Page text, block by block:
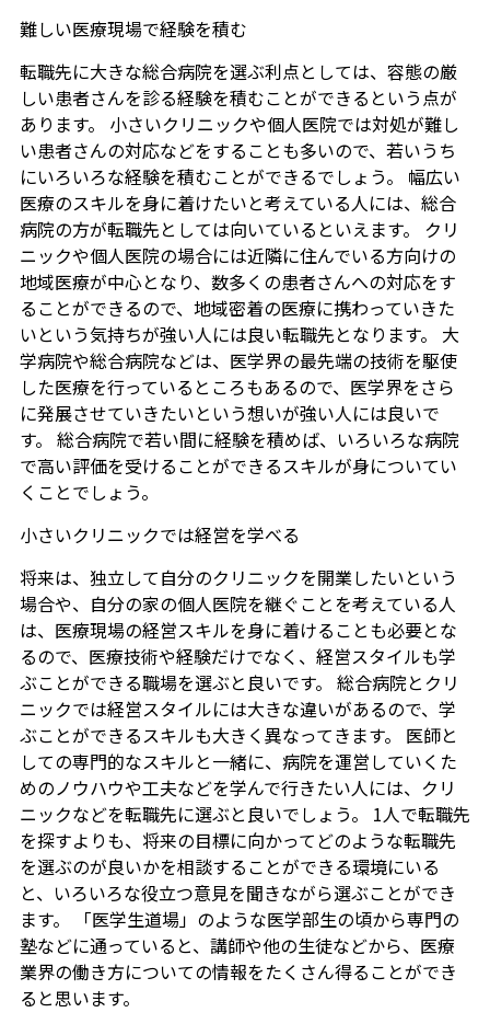
難しい医療現場で経験を積む
転職先に大きな総合病院を選ぶ利点としては、容態の厳
しい患者さんを診る経験を積むことができるという点が
あります。 小さいクリニックや個人医院では対処が難し
い患者さんの対応などをすることも多いので、若いうち
にいろいろな経験を積むことができるでしょう。 幅広い
医療のスキルを身に着けたいと考えている人には、総合
病院の方が転職先としては向いているといえます。 クリ
ニックや個人医院の場合には近隣に住んでいる方向けの
地域医療が中心となり、数多くの患者さんへの対応をす
ることができるので、地域密着の医療に携わっていきた
いという気持ちが強い人には良い転職先となります。 大
学病院や総合病院などは、医学界の最先端の技術を駆使
した医療を行っているところもあるので、医学界をさら
に発展させていきたいという想いが強い人には良いで
す。 総合病院で若い間に経験を積めば、いろいろな病院
で高い評価を受けることができるスキルが身についてい
くことでしょう。
小さいクリニックでは経営を学べる
将来は、独立して自分のクリニックを開業したいという
場合や、自分の家の個人医院を継ぐことを考えている人
は、医療現場の経営スキルを身に着けることも必要とな
るので、医療技術や経験だけでなく、経営スタイルも学
ぶことができる職場を選ぶと良いです。 総合病院とクリ
ニックでは経営スタイルには大きな違いがあるので、学
ぶことができるスキルも大きく異なってきます。 医師と
しての専門的なスキルと一緒に、病院を運営していくた
めのノウハウや工夫などを学んで行きたい人には、クリ
ニックなどを転職先に選ぶと良いでしょう。 1人で転職先
を探すよりも、将来の目標に向かってどのような転職先
を選ぶのが良いかを相談することができる環境にいる
と、いろいろな役立つ意見を聞きながら選ぶことができ
ます。 「医学生道場」のような医学部生の頃から専門の
塾などに通っていると、講師や他の生徒などから、医療
業界の働き方についての情報をたくさん得ることができ
ると思います。